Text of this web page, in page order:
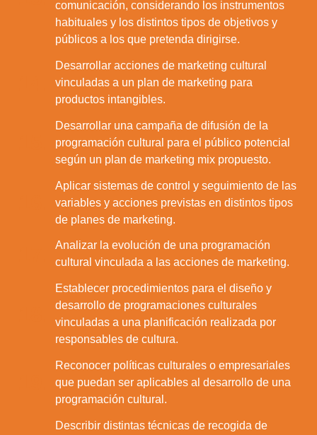
comunicación, considerando los instrumentos
habituales y los distintos tipos de objetivos y
públicos a los que pretenda dirigirse.
Desarrollar acciones de marketing cultural
vinculadas a un plan de marketing para
productos intangibles.
Desarrollar una campaña de difusión de la
programación cultural para el público potencial
según un plan de marketing mix propuesto.
Aplicar sistemas de control y seguimiento de las
variables y acciones previstas en distintos tipos
de planes de marketing.
Analizar la evolución de una programación
cultural vinculada a las acciones de marketing.
Establecer procedimientos para el diseño y
desarrollo de programaciones culturales
vinculadas a una planificación realizada por
responsables de cultura.
Reconocer políticas culturales o empresariales
que puedan ser aplicables al desarrollo de una
programación cultural.
Describir distintas técnicas de recogida de